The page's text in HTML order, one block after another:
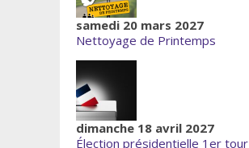
samedi 20 mars 2027
Nettoyage de Printemps
dimanche 18 avril 2027
Élection présidentielle 1er tour